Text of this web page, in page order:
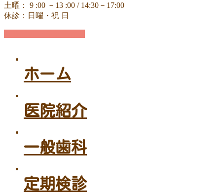
動
土曜： 9 :00 －13 :00 / 14:30－17:00
休診：日曜・祝 日
ホーム
医院紹介
一般歯科
定期検診